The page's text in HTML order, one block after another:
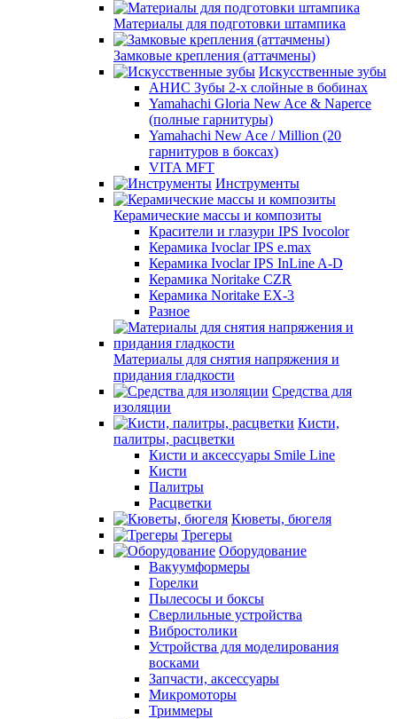
Материалы для подготовки штампика
Замковые крепления (аттачмены)
Искусственные зубы
АНИС Зубы 2-х слойные в бобинах
Yamahachi Gloria New Ace & Naperce
(полные гарнитуры)
Yamahachi New Ace / Million (20
гарнитуров в боксах)
VITA MFT
Инструменты
Керамические массы и композиты
Красители и глазури IPS Ivocolor
Керамика Ivoclar IPS e.max
Керамика Ivoclar IPS InLine A-D
Керамика Noritake CZR
Керамика Noritake EX-3
Разное
Материалы для снятия напряжения и
придания гладкости
Средства для
изоляции
Кисти,
палитры, расцветки
Кисти и аксессуары Smile Line
Кисти
Палитры
Расцветки
Кюветы, бюгеля
Трегеры
Оборудование
Вакуумформеры
Горелки
Пылесосы и боксы
Сверлильные устройства
Вибростолики
Устройства для моделирования
восками
Запчасти, аксессуары
Микромоторы
Триммеры